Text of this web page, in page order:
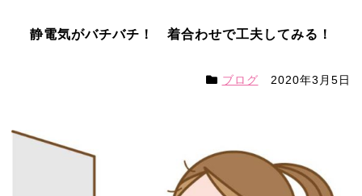
静電気がバチバチ！ 着合わせで工夫してみる！
2020年3月5日
ブログ